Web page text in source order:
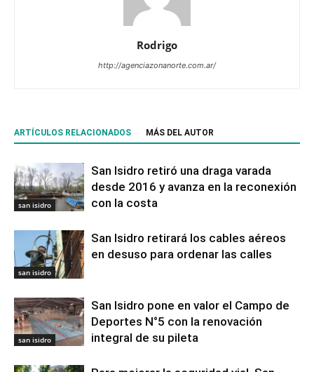
Rodrigo
http://agenciazonanorte.com.ar/
ARTÍCULOS RELACIONADOS MÁS DEL AUTOR
san isidro
San Isidro retiró una draga varada
desde 2016 y avanza en la reconexión
con la costa
san isidro
San Isidro retirará los cables aéreos
en desuso para ordenar las calles
san isidro
San Isidro pone en valor el Campo de
Deportes N°5 con la renovación
integral de su pileta